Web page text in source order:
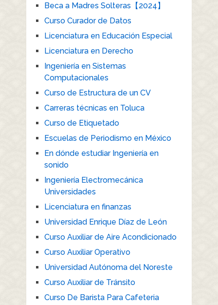
Beca a Madres Solteras【2024】
Curso Curador de Datos
Licenciatura en Educación Especial
Licenciatura en Derecho
Ingeniería en Sistemas
Computacionales
Curso de Estructura de un CV
Carreras técnicas en Toluca
Curso de Etiquetado
Escuelas de Periodismo en México
En dónde estudiar Ingeniería en
sonido
Ingeniería Electromecánica
Universidades
Licenciatura en finanzas
Universidad Enrique Díaz de León
Curso Auxiliar de Aire Acondicionado
Curso Auxiliar Operativo
Universidad Autónoma del Noreste
Curso Auxiliar de Tránsito
Curso De Barista Para Cafeteria